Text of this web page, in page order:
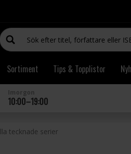
Sortiment Tips & Topplistor
10:00–19:00
tecknade serier